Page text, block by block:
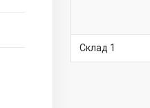
Склад 1